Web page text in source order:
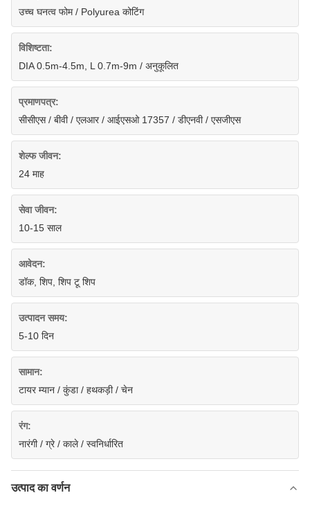
उच्च घनत्व फोम / Polyurea कोटिंग
विशिष्टता:
DIA 0.5m-4.5m, L 0.7m-9m / अनुकूलित
प्रमाणपत्र:
सीसीएस / बीवी / एलआर / आईएसओ 17357 / डीएनवी / एसजीएस
शेल्फ जीवन:
24 माह
सेवा जीवन:
10-15 साल
आवेदन:
डॉक, शिप, शिप टू शिप
उत्पादन समय:
5-10 दिन
सामान:
टायर म्यान / कुंडा / हथकड़ी / चेन
रंग:
नारंगी / ग्रे / काले / स्वनिर्धारित
उत्पाद का वर्णन